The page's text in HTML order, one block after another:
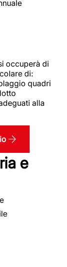
occuperà di
di:
quadri
alla
e